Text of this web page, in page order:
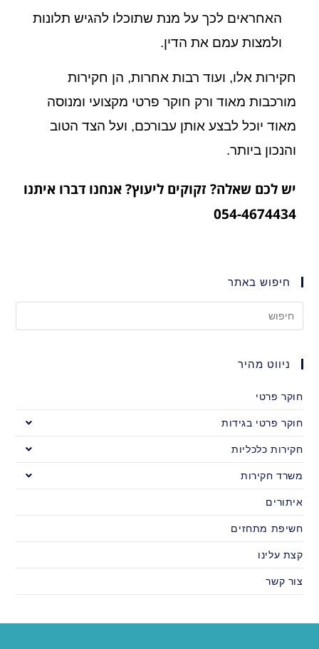
האחראים לכך על מנת שתוכלו להגיש תלונות
ולמצות עמם את הדין.
חקירות אלו, ועוד רבות אחרות, הן חקירות
מורכבות מאוד ורק חוקר פרטי מקצועי ומנוסה
מאוד יוכל לבצע אותן עבורכם, ועל הצד הטוב
והנכון ביותר.
יש לכם שאלה? זקוקים ליעוץ? אנחנו דברו איתנו
054-4674434
חיפוש באתר
ניווט מהיר
חוקר פרטי
חוקר פרטי בגידות
חקירות כלכליות
משרד חקירות
איתורים
חשיפת מתחזים
קצת עלינו
צור קשר